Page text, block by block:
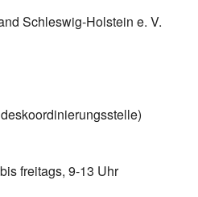
Schleswig-Holstein e. V.
freitags, 9-13 Uhr